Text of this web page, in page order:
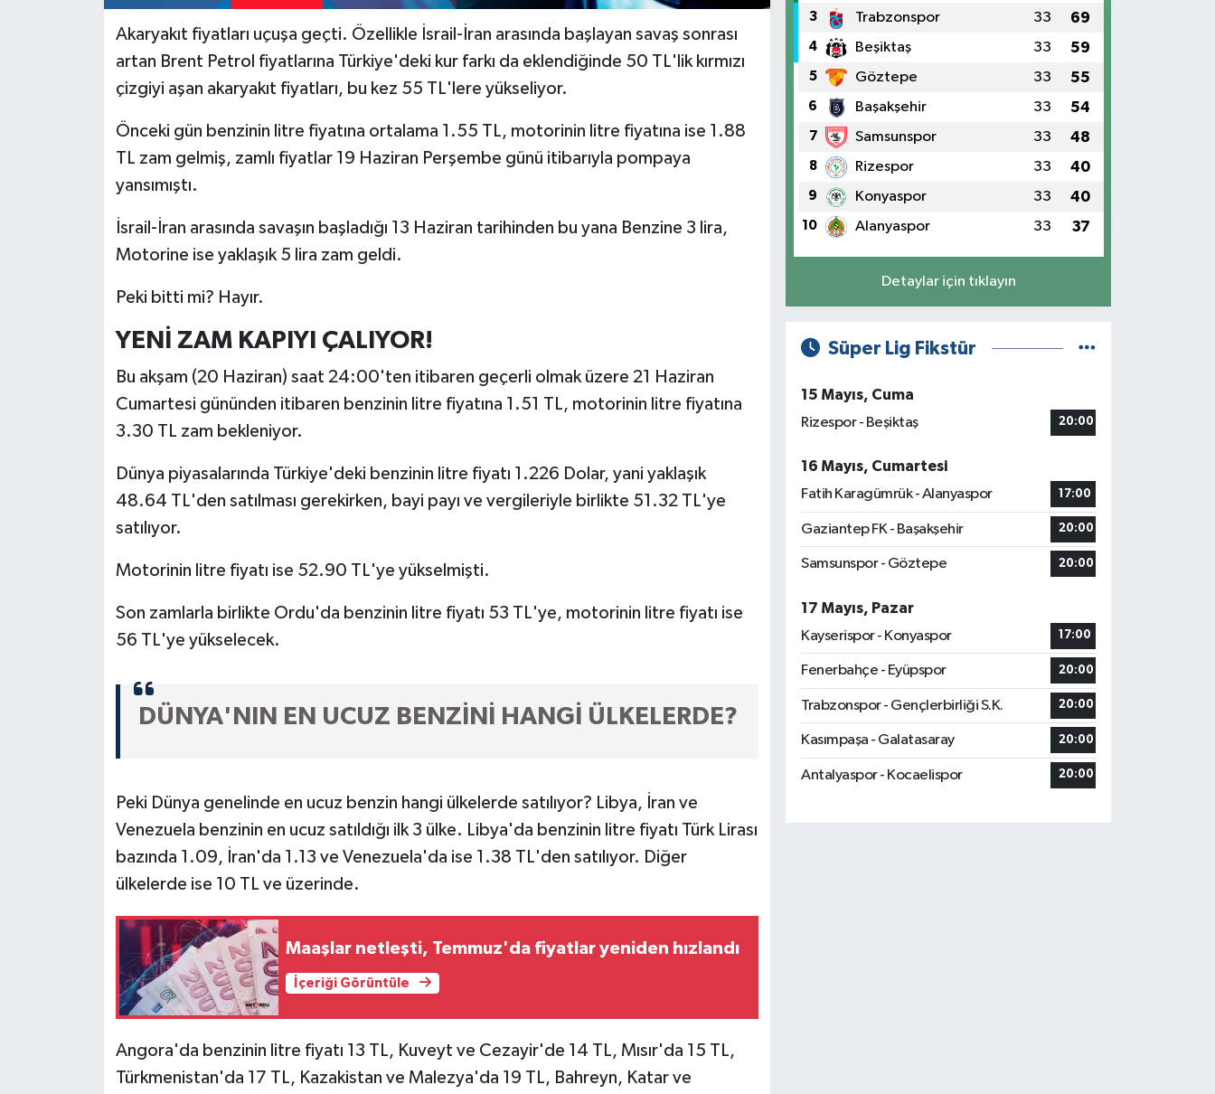
Akaryakıt fiyatları uçuşa geçti. Özellikle İsrail-İran arasında başlayan savaş sonrası
artan Brent Petrol fiyatlarına Türkiye'deki kur farkı da eklendiğinde 50 TL'lik kırmızı
çizgiyi aşan akaryakıt fiyatları, bu kez 55 TL'lere yükseliyor.
Önceki gün benzinin litre fiyatına ortalama 1.55 TL, motorinin litre fiyatına ise 1.88
TL zam gelmiş, zamlı fiyatlar 19 Haziran Perşembe günü itibarıyla pompaya
yansımıştı.
İsrail-İran arasında savaşın başladığı 13 Haziran tarihinden bu yana Benzine 3 lira,
Motorine ise yaklaşık 5 lira zam geldi.
Peki bitti mi? Hayır.
YENİ ZAM KAPIYI ÇALIYOR!
Bu akşam (20 Haziran) saat 24:00'ten itibaren geçerli olmak üzere 21 Haziran
Cumartesi gününden itibaren benzinin litre fiyatına 1.51 TL, motorinin litre fiyatına
3.30 TL zam bekleniyor.
Dünya piyasalarında Türkiye'deki benzinin litre fiyatı 1.226 Dolar, yani yaklaşık
48.64 TL'den satılması gerekirken, bayi payı ve vergileriyle birlikte 51.32 TL'ye
satılıyor.
Motorinin litre fiyatı ise 52.90 TL'ye yükselmişti.
Son zamlarla birlikte Ordu'da benzinin litre fiyatı 53 TL'ye, motorinin litre fiyatı ise
56 TL'ye yükselecek.
DÜNYA'NIN EN UCUZ BENZİNİ HANGİ ÜLKELERDE?
Peki Dünya genelinde en ucuz benzin hangi ülkelerde satılıyor? Libya, İran ve
Venezuela benzinin en ucuz satıldığı ilk 3 ülke. Libya'da benzinin litre fiyatı Türk Lirası
bazında 1.09, İran'da 1.13 ve Venezuela'da ise 1.38 TL'den satılıyor. Diğer
ülkelerde ise 10 TL ve üzerinde.
Maaşlar netleşti, Temmuz'da fiyatlar yeniden hızlandı
İçeriği Görüntüle
Angora'da benzinin litre fiyatı 13 TL, Kuveyt ve Cezayir'de 14 TL, Mısır'da 15 TL,
Türkmenistan'da 17 TL, Kazakistan ve Malezya'da 19 TL, Bahreyn, Katar ve
3 Trabzonspor 33 69
4 Beşiktaş 33 59
5 Göztepe 33 55
6 Başakşehir 33 54
7 Samsunspor 33 48
8 Rizespor 33 40
9 Konyaspor 33 40
10 Alanyaspor 33 37
Detaylar için tıklayın
Süper Lig Fikstür
15 Mayıs, Cuma
Rizespor - Beşiktaş
20:00
16 Mayıs, Cumartesi
Fatih Karagümrük - Alanyaspor
17:00
Gaziantep FK - Başakşehir 20:00
Samsunspor - Göztepe 20:00
17 Mayıs, Pazar
Kayserispor - Konyaspor
17:00
Fenerbahçe - Eyüpspor 20:00
Trabzonspor - Gençlerbirliği S.K. 20:00
Kasımpaşa - Galatasaray 20:00
Antalyaspor - Kocaelispor 20:00
TEKNOLOJİ
VİDEO HABER